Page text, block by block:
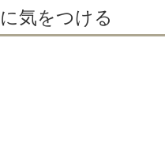
気をつける